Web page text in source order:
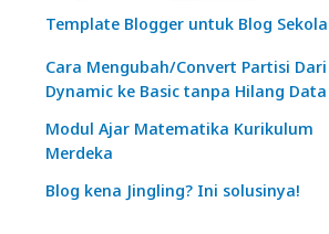
Template Blogger untuk Blog
Cara Mengubah/Convert Partisi Dari
Dynamic ke Basic tanpa Hilang Data
Modul Ajar Matematika Kurikulum
Merdeka
Blog kena Jingling? Ini solusinya!